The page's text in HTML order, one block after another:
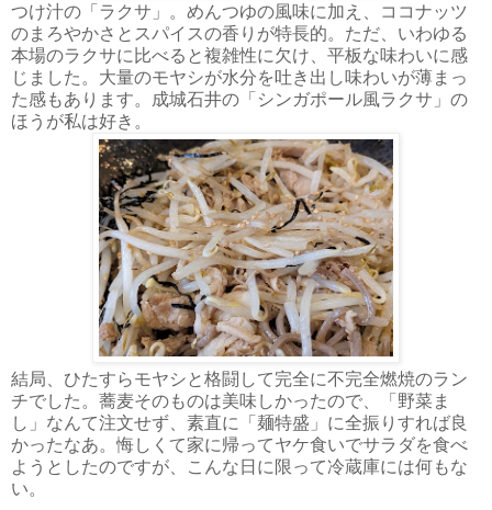
つけ汁の「ラクサ」。めんつゆの風味に加え、ココナッツ
のまろやかさとスパイスの香りが特長的。ただ、いわゆる
本場のラクサに比べると複雑性に欠け、平板な味わいに感
じました。大量のモヤシが水分を吐き出し味わいが薄まっ
た感もあります。成城石井の「シンガポール風ラクサ」の
ほうが私は好き。
結局、ひたすらモヤシと格闘して完全に不完全燃焼のラン
チでした。蕎麦そのものは美味しかったので、「野菜ま
し」なんて注文せず、素直に「麺特盛」に全振りすれば良
かったなあ。悔しくて家に帰ってヤケ食いでサラダを食べ
ようとしたのですが、こんな日に限って冷蔵庫には何もな
い。